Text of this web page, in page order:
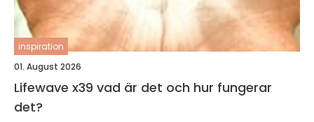
inspiration
01. August 2026
Lifewave x39 vad är det och hur fungerar
det?